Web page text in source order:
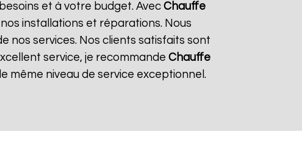
et à votre budget. Avec Chauffe
installations et réparations. Nous
nos services. Nos clients satisfaits sont
service, je recommande Chauffe
même niveau de service exceptionnel.